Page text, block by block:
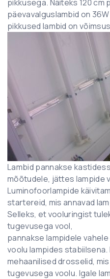
pikkusega. Näiteks 120 cm
päevavalguslambid on
pikkused lambid on
Lambid pannakse
mõõtudele, jättes lampide
Luminofoorlampide
startereid, mis annavad
Selleks, et vooluringist
tugevusega vool,
pannakse lampidele
voolu lampides stabiilsena.
mehaanilised drosselid,
tugevusega voolu. Igale